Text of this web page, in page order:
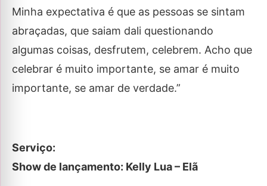
Minha expectativa é que as pessoas se sintam
abraçadas, que saiam dali questionando
algumas coisas, desfrutem, celebrem. Acho que
celebrar é muito importante, se amar é muito
importante, se amar de verdade.”
Serviço:
Show de lançamento: Kelly Lua – Elã